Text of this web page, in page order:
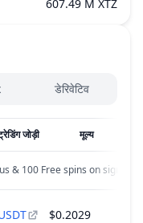
607.49 M XTZ
डेरिवेटिव
जोड़ी मूल्य
& 100 Free spins on sign up!
$0.2029